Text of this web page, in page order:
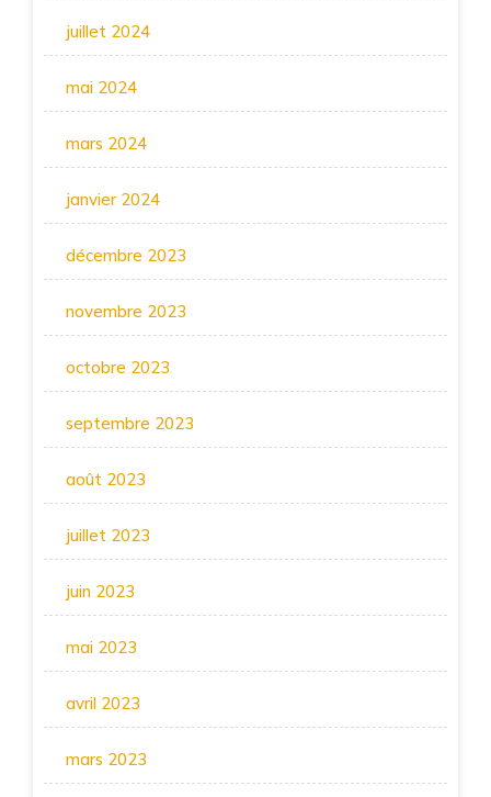
juillet 2024
mai 2024
mars 2024
janvier 2024
décembre 2023
novembre 2023
octobre 2023
septembre 2023
août 2023
juillet 2023
juin 2023
mai 2023
avril 2023
mars 2023